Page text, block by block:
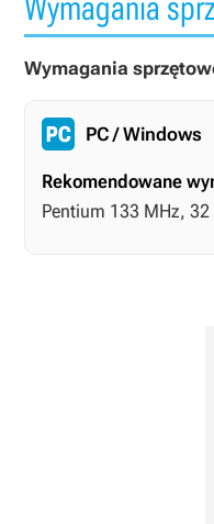
Wymagania
PC / Windows
Rekomendowane
Pentium 133 MHz,